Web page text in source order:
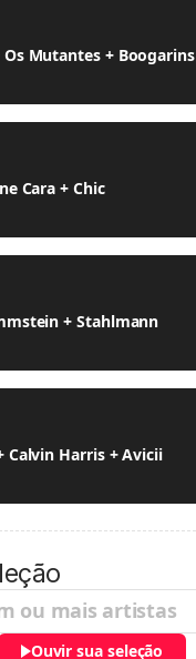
Os Mutantes + Boogarins
Cara + Chic
+ Stahlmann
Calvin Harris + Avicii
Ouvir sua seleção